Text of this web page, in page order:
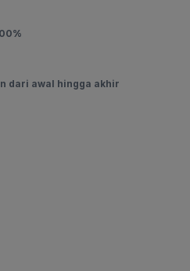
dari awal hingga akhir